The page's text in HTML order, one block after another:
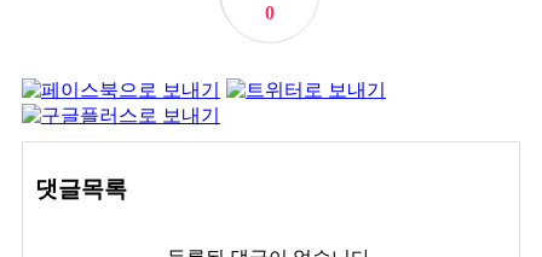
0
댓글목록